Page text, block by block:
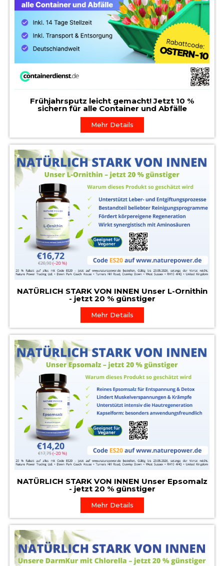
Frühjahrsputz leicht gemacht! Jetzt 10 %
sichern für alle Container und Abfälle
Mehr Details
NATÜRLICH STARK VON INNEN Unser L-Ornithin
- jetzt 20 % günstiger
Mehr Details
NATÜRLICH STARK VON INNEN Unser Epsomalz
- jetzt 20 % günstiger
Mehr Details